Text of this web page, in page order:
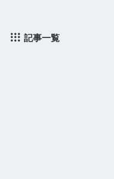
記事一覧